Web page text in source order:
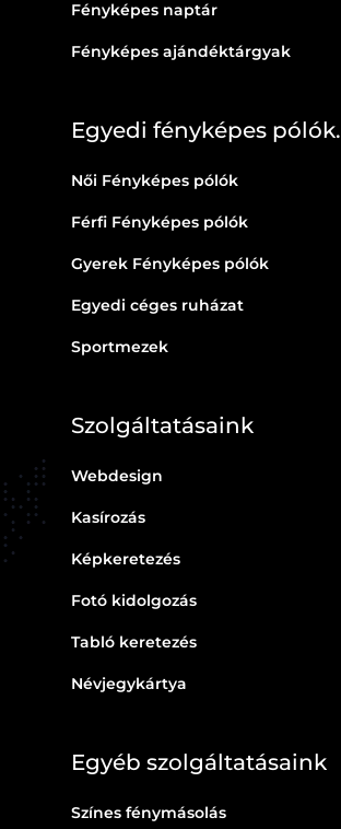
Fényképes naptár
Fényképes ajándéktárgyak
Egyedi fényképes pólók.
Női Fényképes pólók
Férfi Fényképes pólók
Gyerek Fényképes pólók
Egyedi céges ruházat
Sportmezek
Szolgáltatásaink
Webdesign
Kasírozás
Képkeretezés
Fotó kidolgozás
Tabló keretezés
Névjegykártya
Egyéb szolgáltatásaink
Színes fénymásolás